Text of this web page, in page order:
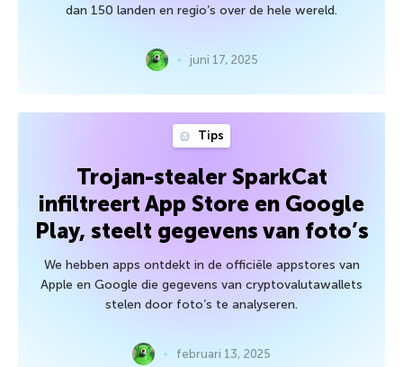
dan 150 landen en regio’s over de hele wereld.
juni 17, 2025
Tips
Trojan-stealer SparkCat
infiltreert App Store en Google
Play, steelt gegevens van foto’s
We hebben apps ontdekt in de officiële appstores van
Apple en Google die gegevens van cryptovalutawallets
stelen door foto’s te analyseren.
februari 13, 2025